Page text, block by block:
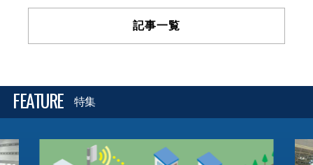
記事一覧
FEATURE 特集